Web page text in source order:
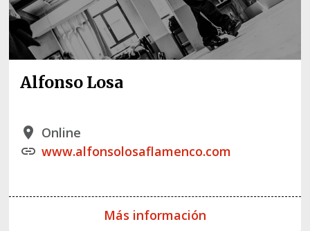
Alfonso Losa
place Online
link www.alfonsolosaflamenco.com
Más información